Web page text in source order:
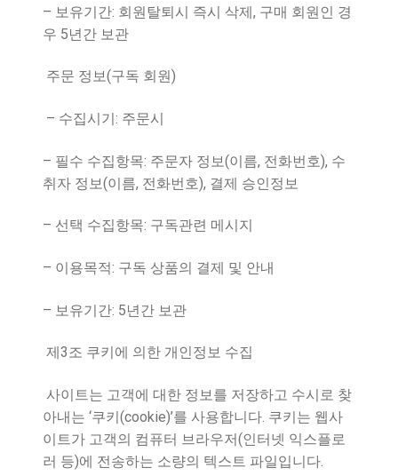
– 보유기간: 회원탈퇴시 즉시 삭제 , 구매 회원인 경
우 5년간 보관
주문 정보(구독 회원)
– 수집시기 : 주문시
– 필수 수집항목: 주문자 정보(이름, 전화번호), 수
취자 정보(이름, 전화번호), 결제 승인정보
– 선택 수집항목: 구독관련 메시지
– 이용목적: 구독 상품의 결제 및 안내
– 보유기간: 5년간 보관
제 3조 쿠키에 의한 개인정보 수집
사이트는 고객에 대한 정보를 저장하고 수시로 찾
아내는 ‘쿠키 (cookie)’를 사용합니다. 쿠키는 웹사
이트가 고객의 컴퓨터 브라우저(인터넷 익스플로
러 등)에 전송하는 소량의 텍스트 파일입니다.